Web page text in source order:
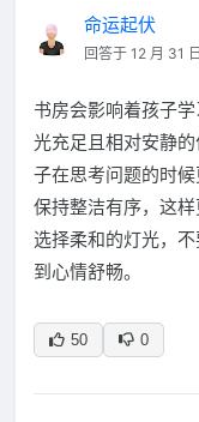
命运起伏
回答于 12 月 31 日
书房会影响着孩子
光充足且相对安静
子在思考问题的时
保持整洁有序，这
选择柔和的灯光，
到心情舒畅。
50 0